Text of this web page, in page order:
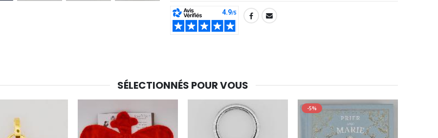
Déposez votre Neuvaine à Lourdes
Statue Vierge Miraculeuse Lumineuse
Coffret Encens Benjoin + Charbon + Brûle-encens
€21.90
-20%
Déposez votre Neuvaine à Lourdes
€9.60
SHARE:
SÉLECTIONNÉS POUR VOUS
-5%